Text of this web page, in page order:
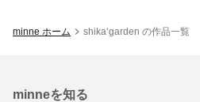
minne ホーム shika‘garden の作品一覧
minneを知る